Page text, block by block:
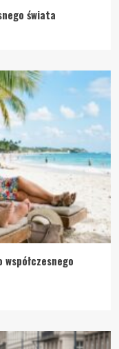
świata